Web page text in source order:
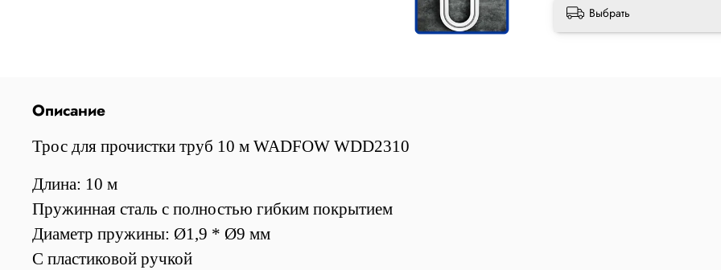
Выбрать
Описание
Трос для прочистки труб 10 м WADFOW WDD2310
Длина: 10 м
Пружинная сталь с полностью гибким покрытием
Диаметр пружины: Ø1,9 * Ø9 мм
С пластиковой ручкой